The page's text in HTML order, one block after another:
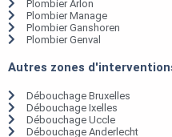
Plombier Arlon
Plombier Manage
Plombier Ganshoren
Plombier Genval
Autres zones
Débouchage Bruxelles
Débouchage Ixelles
Débouchage Uccle
Débouchage Anderlecht